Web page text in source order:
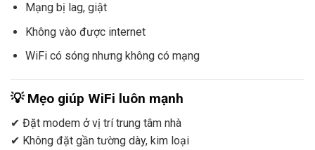
Mạng bị lag, giật
Không vào được internet
WiFi có sóng nhưng không có mạng
💡 Mẹo giúp WiFi luôn mạnh
✔ Đặt modem ở vị trí trung tâm nhà
✔ Không đặt gần tường dày, kim loại